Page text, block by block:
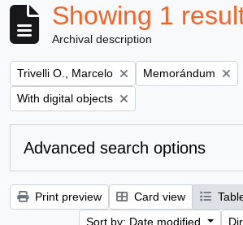
Showing 1
Archival description
Remove filter:
Trivelli O., Marcelo Remove filter:
Memorándum
Remove filter:
With digital objects
Advanced search options
Print preview Card view
Sort by: Date modified